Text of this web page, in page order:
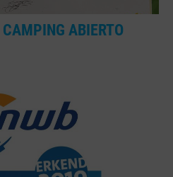
ABIERTO